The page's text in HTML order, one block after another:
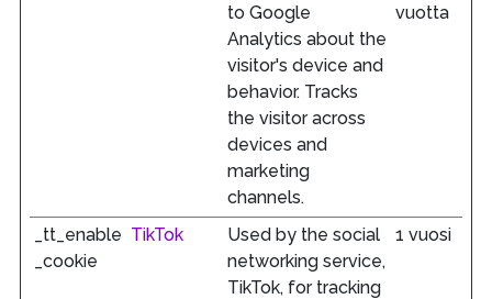
to Google
Analytics about the
visitor's device and
behavior. Tracks
the visitor across
devices and
marketing
channels.
vuotta
_tt_enable
_cookie
TikTok
Used by the social
networking service,
TikTok, for tracking
1 vuosi